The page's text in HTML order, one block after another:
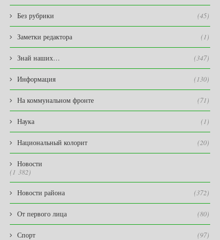
Без рубрики (45)
Заметки редактора (1)
Знай наших… (347)
Информация (130)
На коммунальном фронте (71)
Наука (1)
Национальный колорит (20)
Новости
(1 382)
Новости района (372)
От первого лица (80)
Спорт (97)